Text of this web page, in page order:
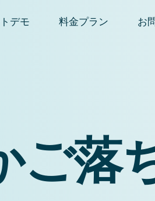
デモ 料金プラン お
ご落